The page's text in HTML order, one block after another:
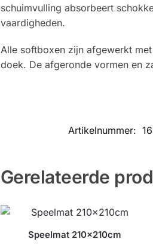
schuimvulling absorbeert
vaardigheden.
Alle softboxen zijn afgewerkt
doek. De afgeronde vormen en
Artikelnummer:
Gerelateerde
Speelmat 210x210cm